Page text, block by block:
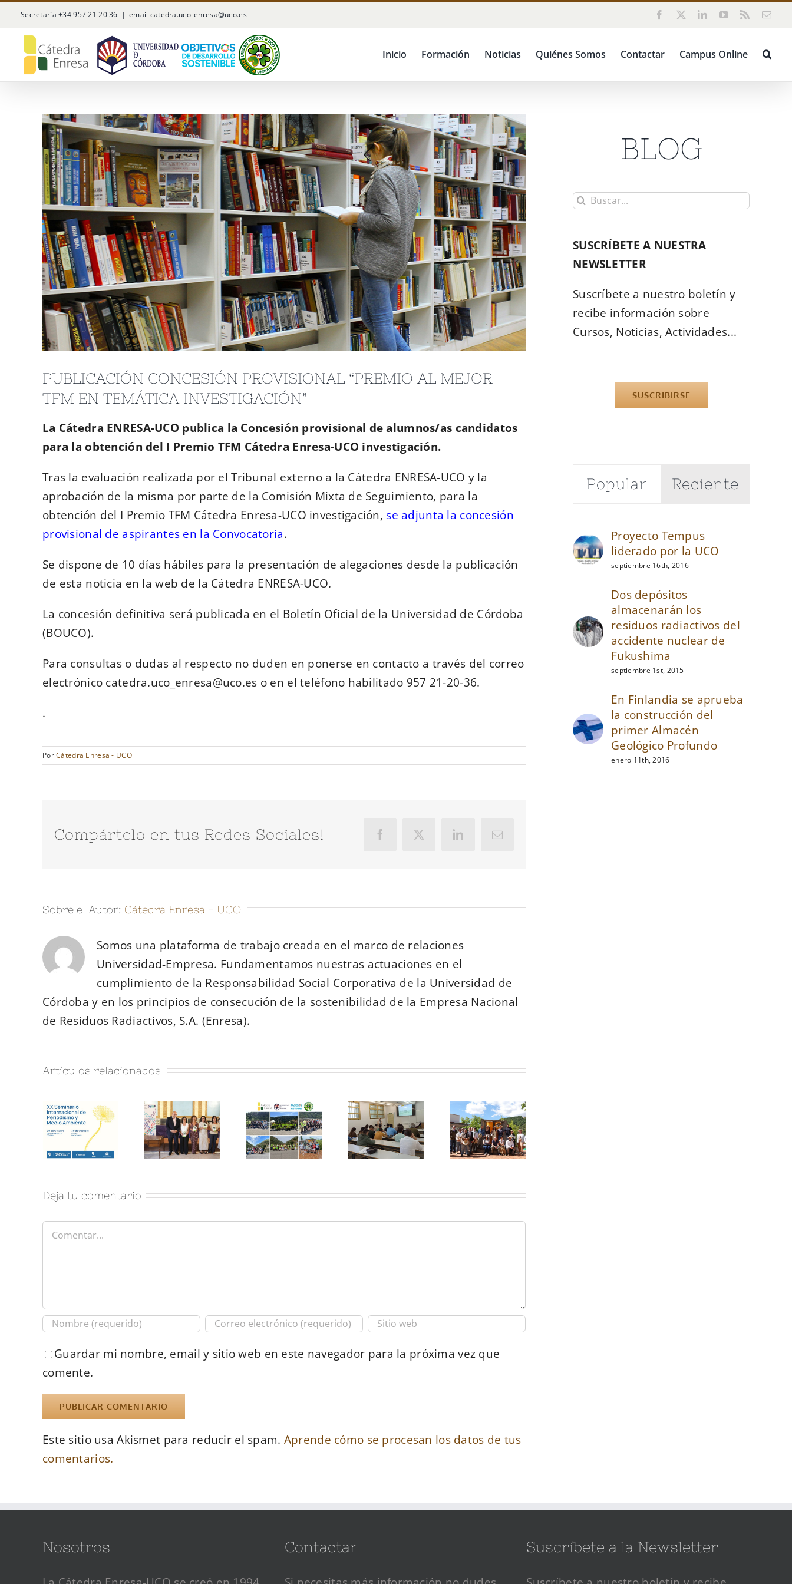
Saltar
al
contenido
Secretaría +34 957 21 20 36 | email catedra.uco_enresa@uco.es Facebook LinkedInYouTube
Rss
Inicio Formación Noticias Quiénes Somos Contactar Campus Online
Ver
imagen
más
grande
PUBLICACIÓN CONCESIÓN PROVISIONAL “PREMIO AL MEJOR
TFM EN TEMÁTICA INVESTIGACIÓN”
La Cátedra ENRESA-UCO publica la Concesión provisional de alumnos/as candidatos
para la obtención del I Premio TFM Cátedra Enresa-UCO investigación.
Tras la evaluación realizada por el Tribunal externo a la Cátedra ENRESA-UCO y la
aprobación de la misma por parte de la Comisión Mixta de Seguimiento, para la
obtención del I Premio TFM Cátedra Enresa-UCO investigación, se adjunta la concesión
provisional de aspirantes en la Convocatoria.
Se dispone de 10 días hábiles para la presentación de alegaciones desde la publicación
de esta noticia en la web de la Cátedra ENRESA-UCO.
La concesión definitiva será publicada en el Boletín Oficial de la Universidad de Córdoba
(BOUCO).
Para consultas o dudas al respecto no duden en ponerse en contacto a través del correo
electrónico catedra.uco_enresa@uco.es o en el teléfono habilitado 957 21-20-36.
.
PorCátedra Enresa - UCO
Compártelo en tus Redes Sociales! FacebookX LinkedInCorreo
Sobre el Autor: Cátedra Enresa - UCO
Somos una plataforma de trabajo creada en el marco de relaciones
Universidad-Empresa. Fundamentamos nuestras actuaciones en el
cumplimiento de la Responsabilidad Social Corporativa de la Universidad de
Córdoba y en los principios de consecución de la sostenibilidad de la Empresa Nacional
de Residuos Radiactivos, S.A. (Enresa).
Artículos relacionados
Deja tu comentario
Comentar
Guardar mi nombre, email y sitio web en este navegador para la próxima vez que
comente.
Este sitio usa Akismet para reducir el spam. Aprende cómo se procesan los datos de tus
comentarios.
BLOG
Buscar:
SUSCRÍBETE A NUESTRA
NEWSLETTER
Suscríbete a nuestro boletín y
recibe información sobre
Cursos, Noticias, Actividades...
SUSCRIBIRSE
Popular Reciente
Proyecto Tempus
liderado por la UCO
septiembre 16th, 2016
Dos depósitos
almacenarán los
residuos radiactivos del
accidente nuclear de
Fukushima
septiembre 1st, 2015
En Finlandia se aprueba
la construcción del
primer Almacén
Geológico Profundo
enero 11th, 2016
Nosotros Contactar Suscríbete a la Newsletter